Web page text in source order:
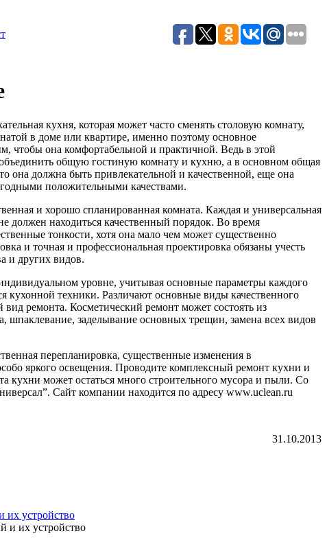
кухня, которая может часто сменять столовую комнату,
в доме или квартире, именно поэтому основное
чтобы она комфортабельной и практичной. Ведь в этой
общую гостиную комнату и кухню, а в основном общая
должна быть привлекательной и качественной, еще она
положительными качествами.
и хорошо спланированная комната. Каждая и универсальная
должен находиться качественный порядок. Во время
тонкости, хотя она мало чем может существенно
и точная и профессиональная проектировка обязаны учесть
и других видов.
уровне, учитывая основные параметры каждого
кухонной техники. Различают основные виды качественного
ремонта. Косметический ремонт может состоять из
заделывание основных трещин, замена всех видов
перепланировка, существенные изменения в
яркого освещения. Проводите комплексный ремонт кухни и
может остаться много строительного мусора и пыли. Со
Сайт компании находится по адресу www.uclean.ru
31.10.2013
их устройство